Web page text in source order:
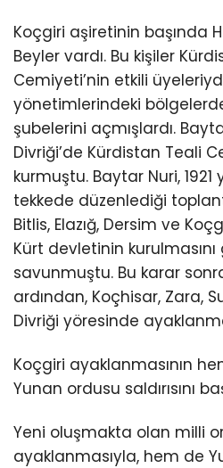
Koçgiri aşiretinin başında
Beyler vardı. Bu kişiler
Cemiyeti’nin etkili
yönetimlerindeki
şubelerini açmışlardı.
Divriği’de Kürdistan Teali
kurmuştu. Baytar Nuri, 1921
tekkede düzenlediği
Bitlis, Elazığ, Dersim ve
Kürt devletinin
savunmuştu. Bu karar
ardından, Koçhisar, Zara,
Divriği yöresinde
Koçgiri ayaklanmasının
Yunan ordusu saldırısını
Yeni oluşmakta olan milli
ayaklanmasıyla, hem de